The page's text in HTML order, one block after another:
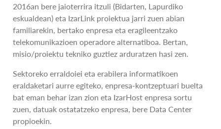
2016an bere jaioterrira itzuli (Bidarten, Lapurdiko
eskualdean) eta IzarLink proiektua jarri zuen abian
familiarekin, bertako enpresa eta eragileentzako
telekomunikazioen operadore alternatiboa. Bertan,
misio/proiektu tekniko guztiez arduratzen hasi zen.
Sektoreko erraldoiei eta erabilera informatikoen
eraldaketari aurre egiteko, enpresa-kontzeptuari buelta
bat eman behar izan zion eta IzarHost enpresa sortu
zuen, datuak ostatatzeko enpresa, bere Data Center
propioekin.